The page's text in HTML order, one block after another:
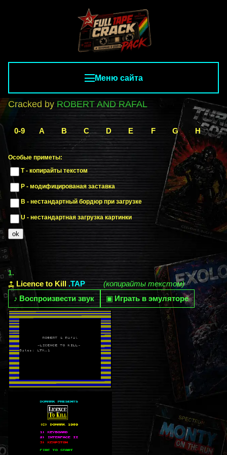
Меню сайта
Cracked by ROBERT AND RAFAL
0-9 A B C D E F G H I
Особые приметы:
T - копирайты текстом
P - модифицированая заставка
B - нестандартный бордюр при загрузке
U - нестандартная загрузка картинки
1.
Licence to Kill .TAP
(копирайты текстом)
♪ Воспроизвести звук ▣ Играть в эмуляторе